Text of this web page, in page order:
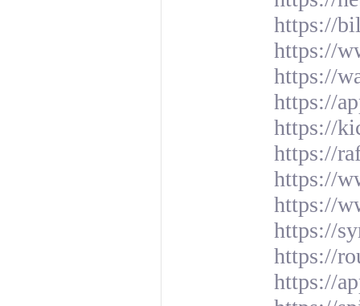
https://
https://
https://
https://
https://
https://
https://
https://
https://
https://
https://